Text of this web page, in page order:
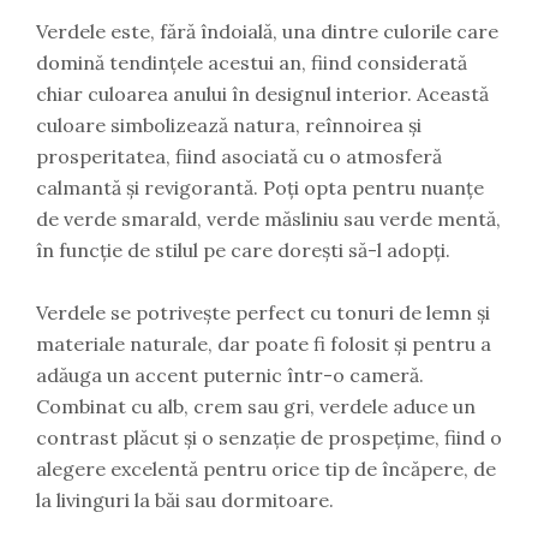
Verdele este, fără îndoială, una dintre culorile care
domină tendințele acestui an, fiind considerată
chiar culoarea anului în designul interior. Această
culoare simbolizează natura, reînnoirea și
prosperitatea, fiind asociată cu o atmosferă
calmantă și revigorantă. Poți opta pentru nuanțe
de verde smarald, verde măsliniu sau verde mentă,
în funcție de stilul pe care dorești să-l adopți.
Verdele se potrivește perfect cu tonuri de lemn și
materiale naturale, dar poate fi folosit și pentru a
adăuga un accent puternic într-o cameră.
Combinat cu alb, crem sau gri, verdele aduce un
contrast plăcut și o senzație de prospețime, fiind o
alegere excelentă pentru orice tip de încăpere, de
la livinguri la băi sau dormitoare.